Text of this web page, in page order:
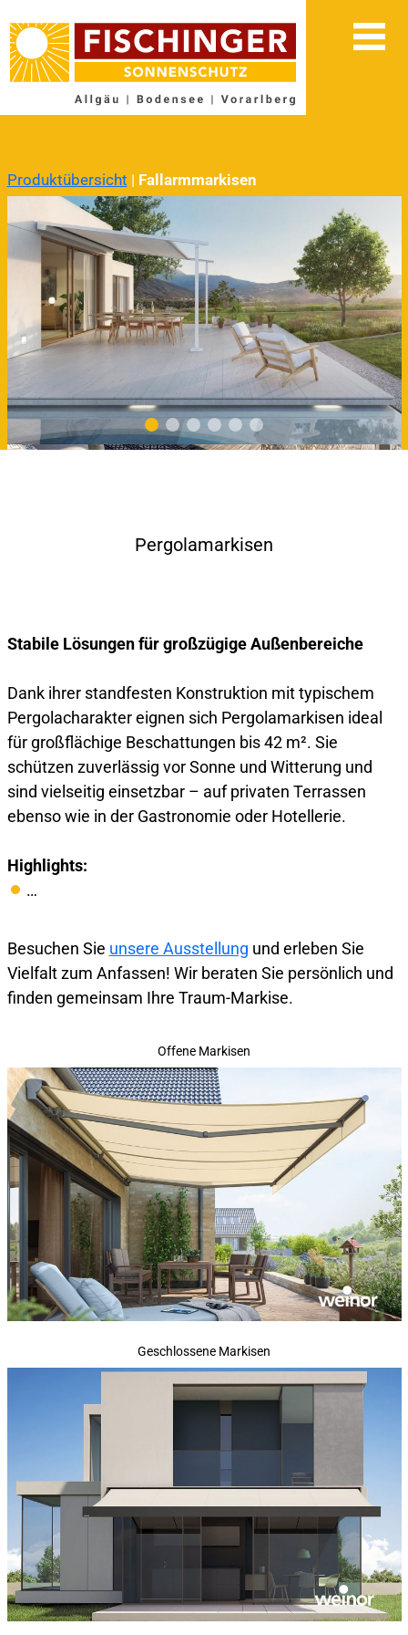
Produktübersicht | Fallarmmarkisen
Pergolamarkisen
Stabile Lösungen für großzügige Außenbereiche
Dank ihrer standfesten Konstruktion mit typischem
Pergolacharakter eignen sich Pergolamarkisen ideal
für großflächige Beschattungen bis 42 m². Sie
schützen zuverlässig vor Sonne und Witterung und
sind vielseitig einsetzbar – auf privaten Terrassen
ebenso wie in der Gastronomie oder Hotellerie.
Highlights:
…
Besuchen Sie unsere Ausstellung und erleben Sie
Vielfalt zum Anfassen! Wir beraten Sie persönlich und
finden gemeinsam Ihre Traum-Markise.
Offene Markisen
Geschlossene Markisen